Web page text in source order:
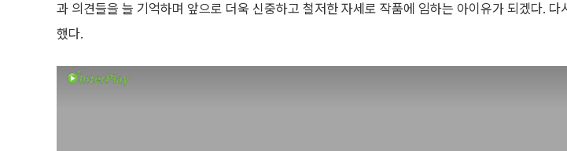
과 의견들을 늘 기억하며 앞으로 더욱 신중하고 철저한 자세로 작품에 임하는 아이유가 되겠다. 다
했다.